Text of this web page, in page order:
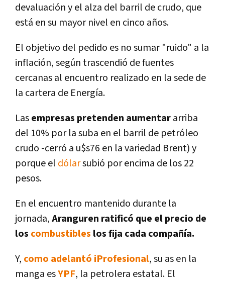
devaluación y el alza del barril de crudo, que
está en su mayor nivel en cinco años.
El objetivo del pedido es no sumar "ruido" a la
inflación, según trascendió de fuentes
cercanas al encuentro realizado en la sede de
la cartera de Energí­a.
Lasempresas pretenden aumentararriba
del 10% por la suba en el barril de petróleo
crudo -cerró a u$s76 en la variedad Brent) y
porque el dólarsubió por encima de los 22
pesos.
En el encuentro mantenido durante la
jornada,Aranguren ratificó que el precio de
los combustibles los fija cada compañí­a.
Y, como adelantó iProfesional, su as en la
manga esYPF, la petrolera estatal. El